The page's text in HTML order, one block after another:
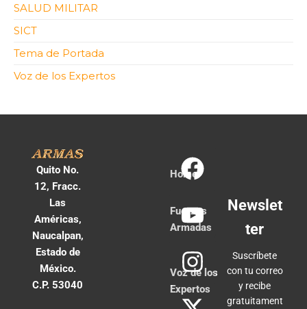
SALUD MILITAR
SICT
Tema de Portada
Voz de los Expertos
Quito No.
12, Fracc.
Las
Américas,
Naucalpan,
Estado de
México.
C.P. 53040
Home
Fuerzas
Armadas
Voz de los
Expertos
Newslet
ter
Suscríbete
con tu correo
y recibe
gratuitament